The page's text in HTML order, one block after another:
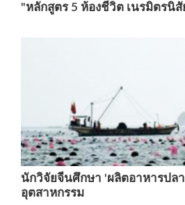
"หลักสูตร 5 ห้องชีวิต เนรมิตรนิสั
นักวิจัยจีนศึกษา 'ผลิตอาหารปล
อุตสาหกรรม